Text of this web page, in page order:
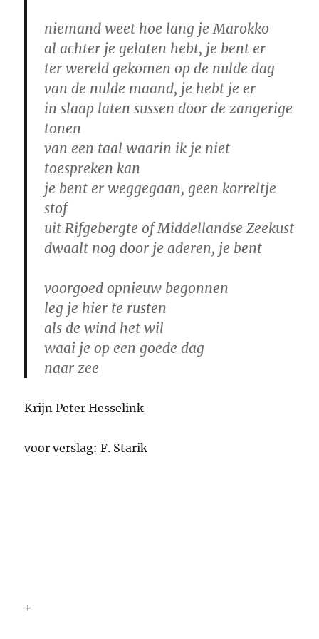
niemand weet hoe lang je Marokko
al achter je gelaten hebt, je bent er
ter wereld gekomen op de nulde dag
van de nulde maand, je hebt je er
in slaap laten sussen door de zangerige
tonen
van een taal waarin ik je niet
toespreken kan
je bent er weggegaan, geen korreltje
stof
uit Rifgebergte of Middellandse Zeekust
dwaalt nog door je aderen, je bent
voorgoed opnieuw begonnen
leg je hier te rusten
als de wind het wil
waai je op een goede dag
naar zee
Krijn Peter Hesselink
voor verslag: F. Starik
+